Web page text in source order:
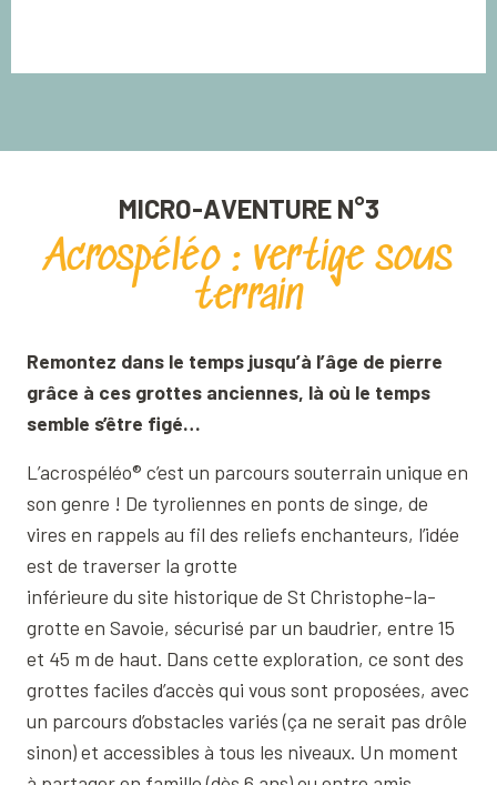
MICRO-AVENTURE N°3
Acrospéléo : vertige sous
terrain
Remontez dans le temps jusqu’à l’âge de pierre
grâce à ces grottes anciennes, là où le temps
semble s’être figé…
L’acrospéléo® c’est un parcours souterrain unique en
son genre ! De tyroliennes en ponts de singe, de
vires en rappels au fil des reliefs enchanteurs, l’idée
est de traverser la grotte
inférieure du site historique de St Christophe-la-
grotte en Savoie, sécurisé par un baudrier, entre 15
et 45 m de haut. Dans cette exploration, ce sont des
grottes faciles d’accès qui vous sont proposées, avec
un parcours d’obstacles variés (ça ne serait pas drôle
sinon) et accessibles à tous les niveaux. Un moment